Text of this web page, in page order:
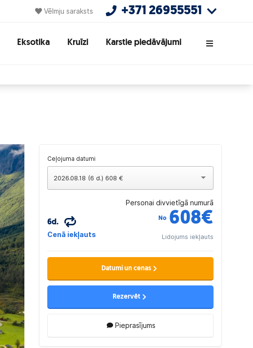
Vēlmju saraksts +371 26955551
Eksotika Kruīzi Karstie piedāvājumi
Ceļojuma datumi
2026.08.18 (6 d.) 608 €
Personai divvietīgā numurā
6d.
No 608€
Cenā iekļauts Lidojums iekļauts
Datumi un cenas
Rezervēt
Pieprasījums